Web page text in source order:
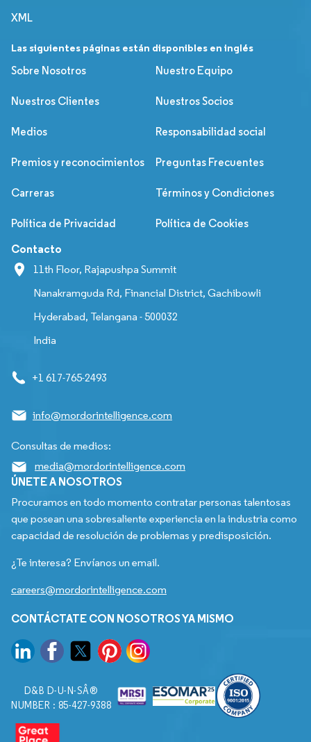
XML
Las siguientes páginas están disponibles en inglés
Sobre Nosotros
Nuestro Equipo
Nuestros Clientes Nuestros Socios
Medios Responsabilidad social
Premios y reconocimientos Preguntas Frecuentes
Carreras Términos y Condiciones
Política de Privacidad Política de Cookies
Contacto
11th Floor, Rajapushpa Summit
Nanakramguda Rd, Financial District, Gachibowli
Hyderabad, Telangana - 500032
India
+1 617-765-2493
info@mordorintelligence.com
Consultas de medios:
media@mordorintelligence.com
ÚNETE A NOSOTROS
Procuramos en todo momento contratar personas talentosas
que posean una sobresaliente experiencia en la industria como
capacidad de resolución de problemas y predisposición.
¿Te interesa? Envíanos un email.
careers@mordorintelligence.com
CONTÁCTATE CON NOSOTROS YA MISMO
D&B D-U-N-SÂ®
NUMBER : 85-427-9388